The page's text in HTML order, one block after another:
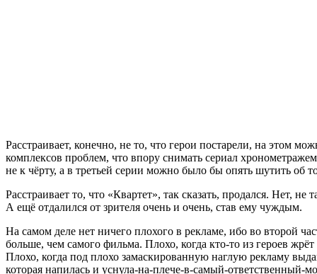
Расстраивает, конечно, не то, что герои постарели, на этом
комплексов проблем, что впору снимать сериал
не к чёрту, а в третьей серии можно было бы опять шутить об
Расстраивает то, что «Квартет», так сказать, продался.
А ещё отдалился от зрителя очень и очень, став ему чуждым.
На самом деле нет ничего плохого в рекламе, ибо во второй
больше, чем самого фильма. Плохо, когда кто-то из героев
Плохо, когда под плохо замаскированную наглую рекламу
которая напилась и уснула-на-плече-в-самый-